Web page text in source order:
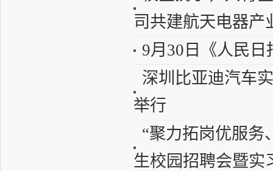
司共建航天电器产
9月30日《人民
深圳比亚迪汽车
举行
“聚力拓岗优服
生校园招聘会暨实